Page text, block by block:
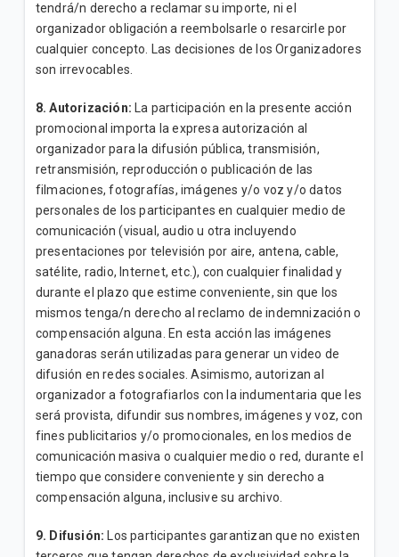
tendrá/n derecho a reclamar su importe, ni el
organizador obligación a reembolsarle o resarcirle por
cualquier concepto. Las decisiones de los Organizadores
son irrevocables.
8. Autorización: La participación en la presente acción
promocional importa la expresa autorización al
organizador para la difusión pública, transmisión,
retransmisión, reproducción o publicación de las
filmaciones, fotografías, imágenes y/o voz y/o datos
personales de los participantes en cualquier medio de
comunicación (visual, audio u otra incluyendo
presentaciones por televisión por aire, antena, cable,
satélite, radio, Internet, etc.), con cualquier finalidad y
durante el plazo que estime conveniente, sin que los
mismos tenga/n derecho al reclamo de indemnización o
compensación alguna. En esta acción las imágenes
ganadoras serán utilizadas para generar un video de
difusión en redes sociales. Asimismo, autorizan al
organizador a fotografiarlos con la indumentaria que les
será provista, difundir sus nombres, imágenes y voz, con
fines publicitarios y/o promocionales, en los medios de
comunicación masiva o cualquier medio o red, durante el
tiempo que considere conveniente y sin derecho a
compensación alguna, inclusive su archivo.
9. Difusión:
Los participantes garantizan que no existen